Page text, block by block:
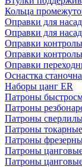
Кольца
Оправки для
Оправки для
Оправки
Оправки
Оправки
Оснастка
Наборы цанг ER
Патроны
Патроны
Патроны
Патроны
Патроны
Патроны
Патроны